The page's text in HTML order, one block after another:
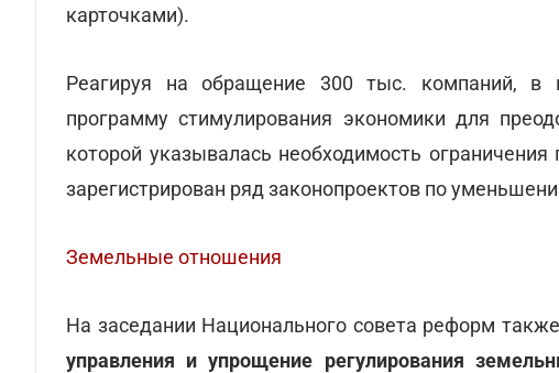
карточками).
Реагируя на обращение 300 тыс. компаний, в
программу стимулирования экономики для
которой указывалась необходимость
зарегистрирован ряд законопроектов по
Земельные отношения
На заседании Национального совета реформ
управления и упрощение регулирования